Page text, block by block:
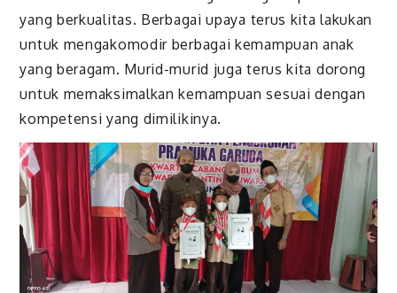
yang berkualitas. Berbagai upaya terus kita lakukan
untuk mengakomodir berbagai kemampuan anak
yang beragam. Murid-murid juga terus kita dorong
untuk memaksimalkan kemampuan sesuai dengan
kompetensi yang dimilikinya.